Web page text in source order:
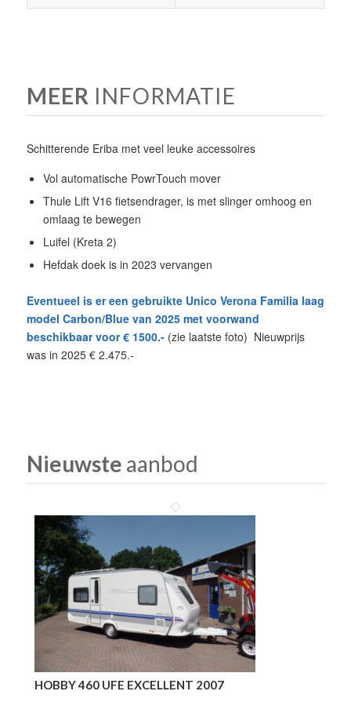
MEER INFORMATIE
Schitterende Eriba met veel leuke accessoires
Vol automatische PowrTouch mover
Thule Lift V16 fietsendrager, is met slinger omhoog en
omlaag te bewegen
Luifel (Kreta 2)
Hefdak doek is in 2023 vervangen
Eventueel is er een gebruikte Unico Verona Familia laag
model Carbon/Blue van 2025 met voorwand
beschikbaar voor € 1500.-(zie laatste foto) Nieuwprijs
was in 2025 € 2.475.-
Nieuwste aanbod
HOBBY 460 UFE EXCELLENT 2007